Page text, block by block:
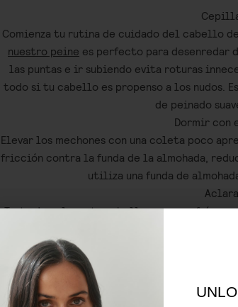
Comienza tu rutina de cuidado del cabello
nuestro peine es perfecto para desenredar
las puntas e ir subiendo evita roturas
todo si tu cabello es propenso a los nudos.
de peinado
Dormir con
Elevar los mechones con una coleta poco
fricción contra la funda de la almohada,
utiliza una funda de
Trata de aclarar tu cabello con agua fría, y
cabelludo y dejar el pelo seco y
capilar, retiene la humedad y potencia el